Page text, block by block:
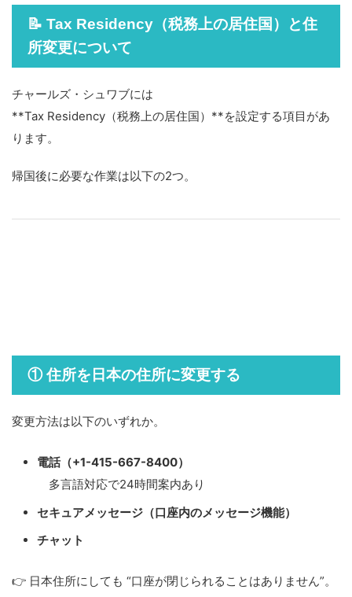
📝 Tax Residency（税務上の居住国）と住
所変更について
チャールズ・シュワブには
**Tax Residency（税務上の居住国）**を設定する項目があ
ります。
帰国後に必要な作業は以下の2つ。
①住所を日本の住所に変更する
変更方法は以下のいずれか。
電話（+1-415-667-8400）
多言語対応で24時間案内あり
セキュアメッセージ（口座内のメッセージ機能）
チャット
👉 日本住所にしても “口座が閉じられることはありません”。